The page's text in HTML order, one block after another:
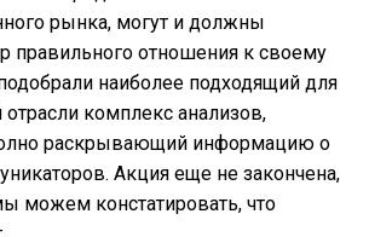
рынка, могут и должны
правильного отношения к своему
наиболее подходящий для
отрасли комплекс анализов,
раскрывающий информацию о
Акция еще не закончена,
можем констатировать, что